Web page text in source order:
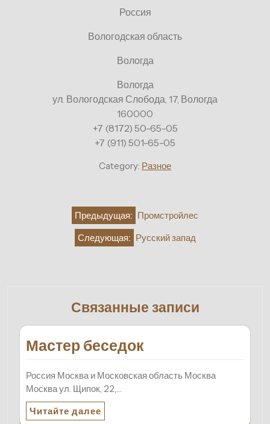
Россия
Вологодская область
Вологда
Вологда
ул. Вологодская Слобода, 17, Вологда
160000
+7 (8172) 50-65-05
+7 (911) 501-65-05
Category: Разное
НавигацияПредыдущая: Промстройлес
Следующая: Русский запад
Связанные записи
Мастер беседок
Россия Москва и Московская область Москва
Москва ул. Щипок, 22,…
Читайте далее